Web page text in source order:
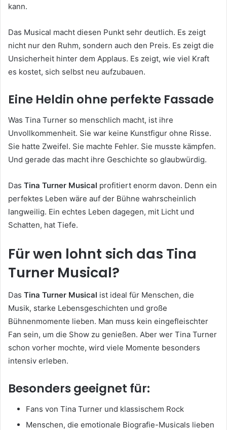
kann.
Das Musical macht diesen Punkt sehr deutlich. Es zeigt
nicht nur den Ruhm, sondern auch den Preis. Es zeigt die
Unsicherheit hinter dem Applaus. Es zeigt, wie viel Kraft
es kostet, sich selbst neu aufzubauen.
Eine Heldin ohne perfekte Fassade
Was Tina Turner so menschlich macht, ist ihre
Unvollkommenheit. Sie war keine Kunstfigur ohne Risse.
Sie hatte Zweifel. Sie machte Fehler. Sie musste kämpfen.
Und gerade das macht ihre Geschichte so glaubwürdig.
Das Tina Turner Musical profitiert enorm davon. Denn ein
perfektes Leben wäre auf der Bühne wahrscheinlich
langweilig. Ein echtes Leben dagegen, mit Licht und
Schatten, hat Tiefe.
Für wen lohnt sich das Tina
Turner Musical?
Das Tina Turner Musical ist ideal für Menschen, die
Musik, starke Lebensgeschichten und große
Bühnenmomente lieben. Man muss kein eingefleischter
Fan sein, um die Show zu genießen. Aber wer Tina Turner
schon vorher mochte, wird viele Momente besonders
intensiv erleben.
Besonders geeignet für:
Fans von Tina Turner und klassischem Rock
Menschen, die emotionale Biografie-Musicals lieben